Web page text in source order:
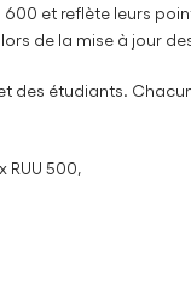
et reflète leurs
de la mise à jour
étudiants.
500,